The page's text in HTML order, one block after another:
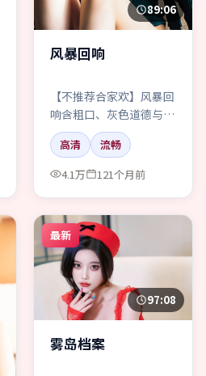
89:06
风暴回响
【不推荐合家欢】风暴回
响含粗口、灰色道德与长
夜行走。喜欢“干净爱
情”的请绕道。
高清
流畅
4.1万
121个月前
最新
97:08
雾岛档案